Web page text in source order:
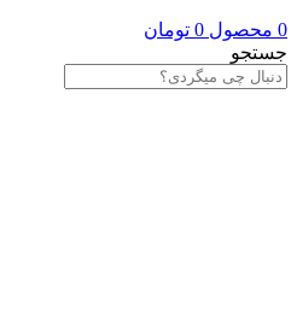
0 محصول 0 تومان
جستجو